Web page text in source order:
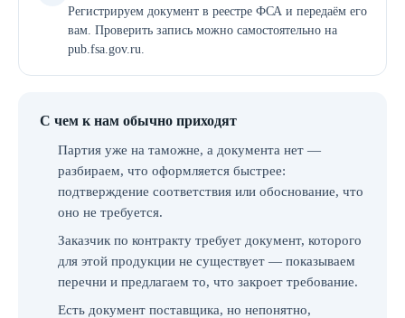
Регистрируем документ в реестре ФСА и передаём его
вам. Проверить запись можно самостоятельно на
pub.fsa.gov.ru.
С чем к нам обычно приходят
Партия уже на таможне, а документа нет —
разбираем, что оформляется быстрее:
подтверждение соответствия или обоснование, что
оно не требуется.
Заказчик по контракту требует документ, которого
для этой продукции не существует — показываем
перечни и предлагаем то, что закроет требование.
Есть документ поставщика, но непонятно,